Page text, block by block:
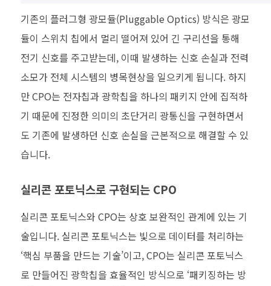
기존의 플러그형 광모듈(Pluggable Optics) 방식은 광모
듈이 스위치 칩에서 멀리 떨어져 있어 긴 구리선을 통해
전기 신호를 주고받는데, 이때 발생하는 신호 손실과 전력
소모가 전체 시스템의 병목현상을 일으키게 됩니다. 하지
만 CPO는 전자칩과 광학칩을 하나의 패키지 안에 집적하
기 때문에 진정한 의미의 초단거리 광통신을 구현하면서
도 기존에 발생하던 신호 손실을 근본적으로 해결할 수 있
습니다.
실리콘 포토닉스로 구현되는 CPO
실리콘 포토닉스와 CPO는 상호 보완적인 관계에 있는 기
술입니다. 실리콘 포토닉스는 빛으로 데이터를 처리하는
‘핵심 부품을 만드는 기술’이고, CPO는 실리콘 포토닉스
로 만들어진 광학칩을 효율적인 방식으로 ‘패키징하는 방